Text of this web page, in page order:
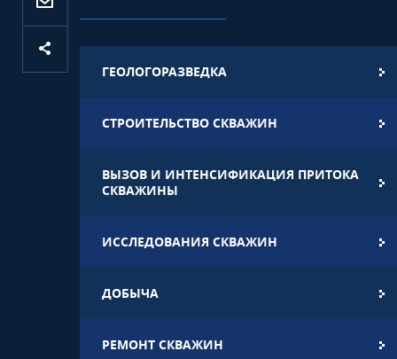
ГЕОЛОГОРАЗВЕДКА
СТРОИТЕЛЬСТВО СКВАЖИН
ВЫЗОВ И ИНТЕНСИФИКАЦИЯ ПРИТОКА
СКВАЖИНЫ
ИССЛЕДОВАНИЯ СКВАЖИН
ДОБЫЧА
РЕМОНТ СКВАЖИН